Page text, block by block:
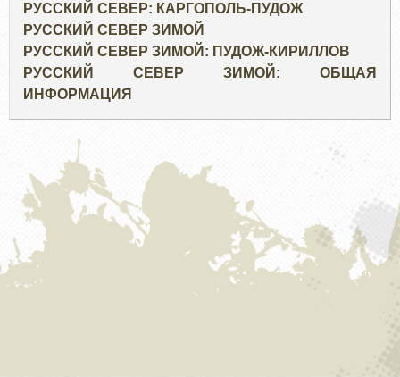
РУССКИЙ СЕВЕР: КАРГОПОЛЬ-ПУДОЖ
РУССКИЙ СЕВЕР ЗИМОЙ
РУССКИЙ СЕВЕР ЗИМОЙ: ПУДОЖ-КИРИЛЛОВ
РУССКИЙ СЕВЕР ЗИМОЙ: ОБЩАЯ
ИНФОРМАЦИЯ